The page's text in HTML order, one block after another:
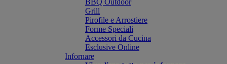
BBQ Outdoor
Grill
Pirofile e Arrostiere
Forme Speciali
Accessori da Cucina
Esclusive Online
Infornare